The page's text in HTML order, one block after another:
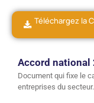
Téléchargez la
Accord national
Document qui fixe le
entreprises du secteur.